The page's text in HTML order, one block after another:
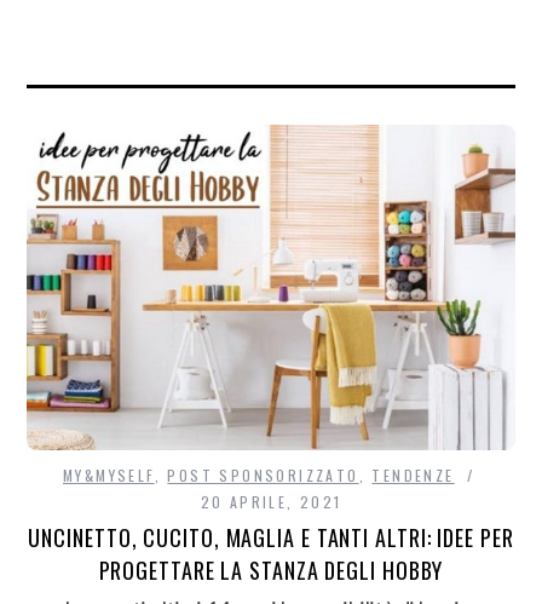
MY&MYSELF,POST SPONSORIZZATO , TENDENZE
20 APRILE, 2021
UNCINETTO, CUCITO, MAGLIA E TANTI ALTRI: IDEE PER
PROGETTARE LA STANZA DEGLI HOBBY